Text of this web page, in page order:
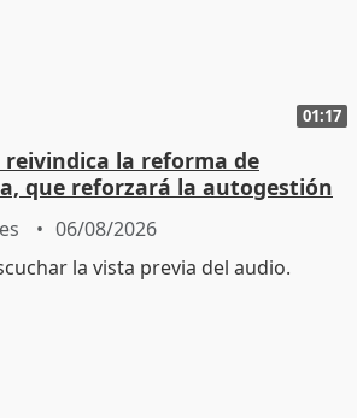
01:17
reivindica la reforma de
que reforzará la autogestión
06/08/2026